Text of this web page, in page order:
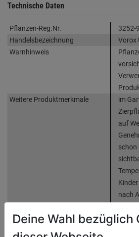
Technische Daten
Pflanzen-Reg.Nr.
3252-
Handelsbezeichnung
Vorox
Warnhinweis
Weitere Produktmerkmale
im
auf
schon
nach
Deine Wahl bezüglich